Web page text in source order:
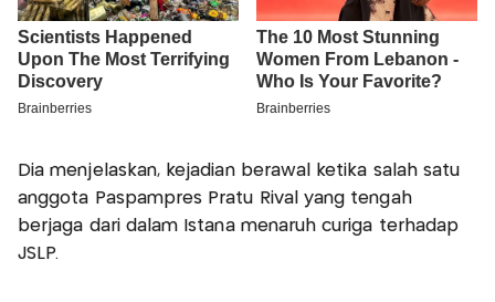
Dia menjelaskan, kejadian berawal ketika salah satu
anggota Paspampres Pratu Rival yang tengah
berjaga dari dalam Istana menaruh curiga terhadap
JSLP.